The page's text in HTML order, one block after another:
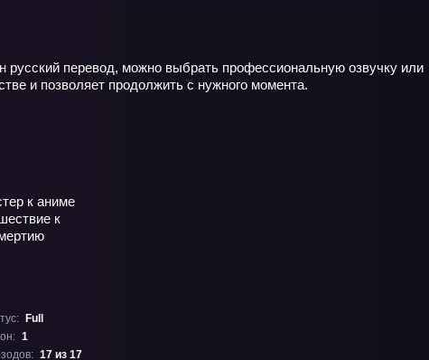
русский перевод, можно выбрать профессиональную озвучку или
и позволяет продолжить с нужного момента.
Full
1
17 из 17